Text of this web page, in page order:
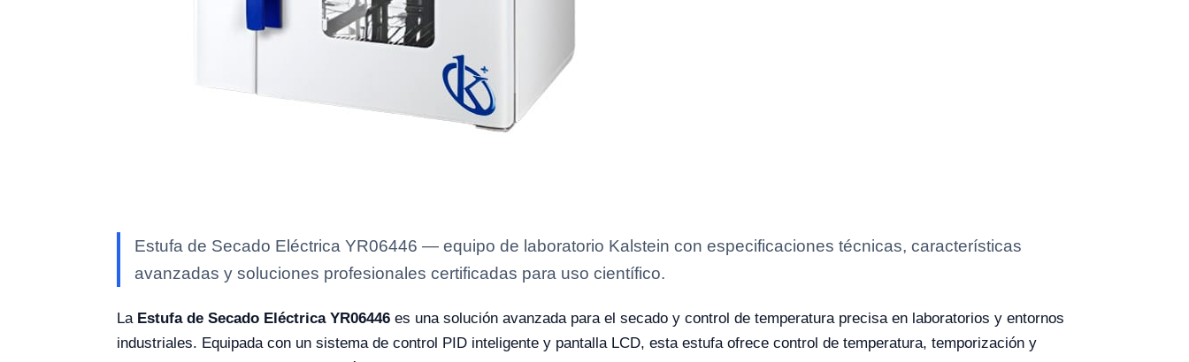
Estufa de Secado Eléctrica YR06446 — equipo de laboratorio Kalstein con especificaciones técnicas, características
avanzadas y soluciones profesionales certificadas para uso científico.
La Estufa de Secado Eléctrica YR06446 es una solución avanzada para el secado y control de temperatura precisa en laboratorios y entornos
industriales. Equipada con un sistema de control PID inteligente y pantalla LCD, esta estufa ofrece control de temperatura, temporización y